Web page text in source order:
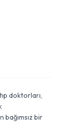
doktorları,
bağımsız bir